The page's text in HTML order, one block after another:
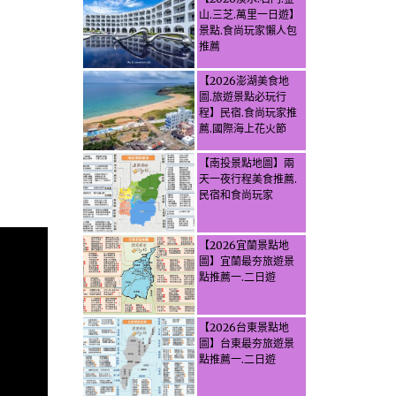
山.三芝.萬里一日遊】
景點.食尚玩家懶人包
推薦
【2026澎湖美食地
圖.旅遊景點必玩行
程】民宿.食尚玩家推
薦.國際海上花火節
【南投景點地圖】兩
天一夜行程美食推薦.
民宿和食尚玩家
【2026宜蘭景點地
圖】宜蘭最夯旅遊景
點推薦一.二日遊
【2026台東景點地
圖】台東最夯旅遊景
點推薦一.二日遊